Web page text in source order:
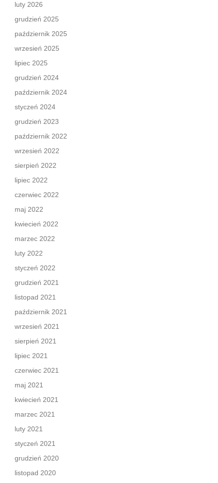
luty 2026
grudzień 2025
październik 2025
wrzesień 2025
lipiec 2025
grudzień 2024
październik 2024
styczeń 2024
grudzień 2023
październik 2022
wrzesień 2022
sierpień 2022
lipiec 2022
czerwiec 2022
maj 2022
kwiecień 2022
marzec 2022
luty 2022
styczeń 2022
grudzień 2021
listopad 2021
październik 2021
wrzesień 2021
sierpień 2021
lipiec 2021
czerwiec 2021
maj 2021
kwiecień 2021
marzec 2021
luty 2021
styczeń 2021
grudzień 2020
listopad 2020